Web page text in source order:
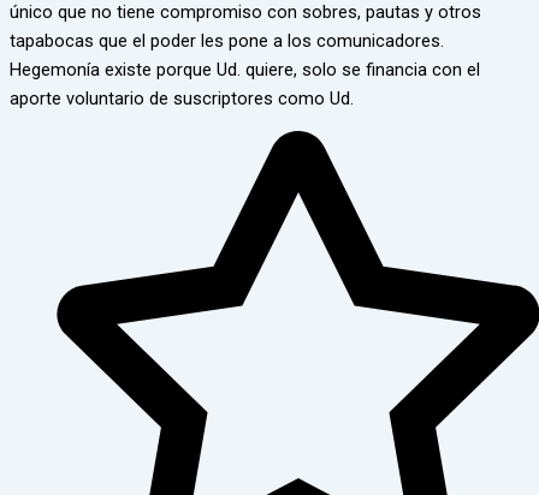
único que no tiene compromiso con sobres, pautas y otros
tapabocas que el poder les pone a los comunicadores.
Hegemonía existe porque Ud. quiere, solo se financia con el
aporte voluntario de suscriptores como Ud.